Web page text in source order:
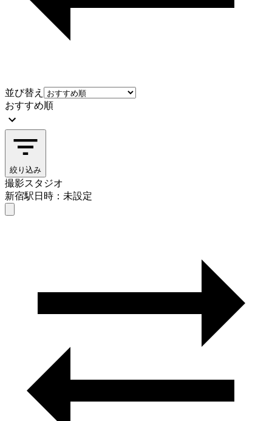
並び替え
おすすめ順
絞り込み
撮影スタジオ
新宿駅日時：未設定